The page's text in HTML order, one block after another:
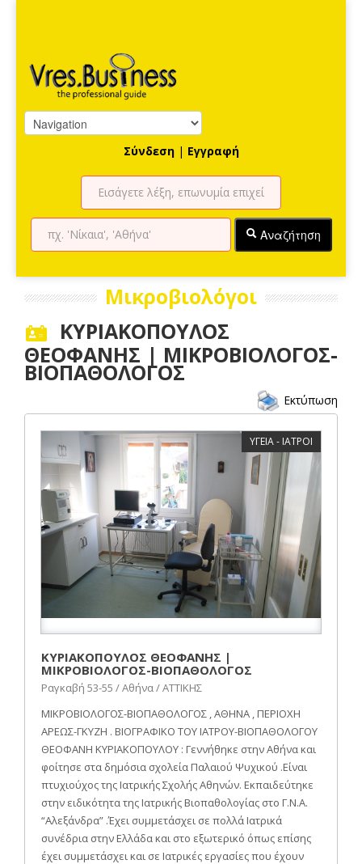
Σύνδεση | Εγγραφή
Αναζήτηση
Μικροβιολόγοι
ΚΥΡΙΑΚΟΠΟΥΛΟΣ
ΘΕΟΦΑΝΗΣ | ΜΙΚΡΟΒΙΟΛΟΓΟΣ-
ΒΙΟΠΑΘΟΛΟΓΟΣ
Εκτύπωση
ΥΓΕΙΑ - ΙΑΤΡΟΙ
ΚΥΡΙΑΚΟΠΟΥΛΟΣ ΘΕΟΦΑΝΗΣ |
ΜΙΚΡΟΒΙΟΛΟΓΟΣ-ΒΙΟΠΑΘΟΛΟΓΟΣ
Ραγκαβή 53-55 / Αθήνα / ΑΤΤΙΚΗΣ
ΜΙΚΡΟΒΙΟΛΟΓΟΣ-ΒΙΟΠΑΘΟΛΟΓΟΣ , ΑΘΗΝΑ , ΠΕΡΙΟΧΗ
ΑΡΕΩΣ-ΓΚΥΖΗ . ΒΙΟΓΡΑΦΙΚΟ ΤΟΥ ΙΑΤΡΟΥ-ΒΙΟΠΑΘΟΛΟΓΟΥ
ΘΕΟΦΑΝΗ ΚΥΡΙΑΚΟΠΟΥΛΟΥ : Γεννήθηκε στην Αθήνα και
φοίτησε στα δημόσια σχολεία Παλαιού Ψυχικού .Είναι
πτυχιούχος της Ιατρικής Σχολής Αθηνών. Εκπαιδεύτηκε
στην ειδικότητα της Ιατρικής Βιοπαθολογίας στο Γ.Ν.Α.
“Αλεξάνδρα” .Έχει συμμετάσχει σε πολλά Ιατρικά
συνέδρια στην Ελλάδα και στο εξωτερικό όπως επίσης
έχει συμμετάσχει και σε Ιατρικές εργασίες που έχουν